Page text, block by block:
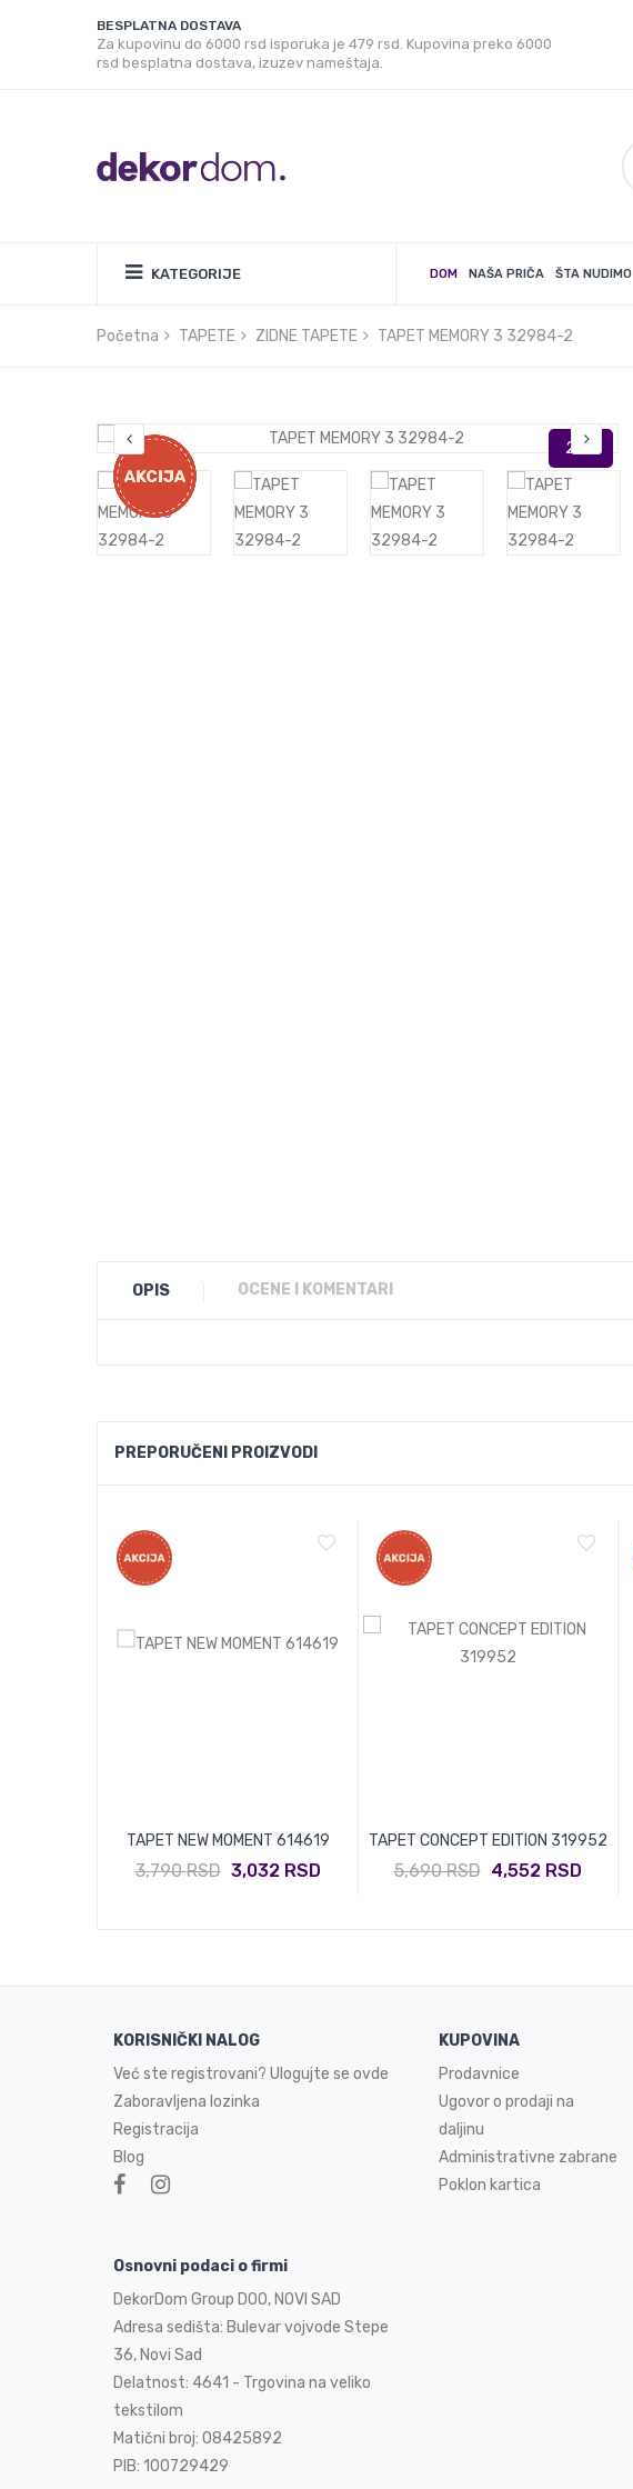
BESPLATNA DOSTAVA
Za kupovinu do 6000 rsd isporuka je 479 rsd. Kupovina preko 6000
rsd besplatna dostava, izuzev nameštaja.
KATEGORIJE DOM NAŠA PRIČA ŠTA NUDIMO
Početna TAPETE ZIDNE TAPETE TAPET MEMORY 3 32984-2
OPIS OCENE I KOMENTARI
PREPORUČENI PROIZVODI
TAPET NEW MOMENT 614619
3,790 RSD 3,032 RSD
TAPET CONCEPT EDITION 319952
5,690 RSD 4,552 RSD
KORISNIČKI NALOG
Već ste registrovani? Ulogujte se ovde
Zaboravljena lozinka
Registracija
Blog
Osnovni podaci o firmi
DekorDom Group DOO, NOVI SAD
Adresa sedišta: Bulevar vojvode Stepe
36, Novi Sad
Delatnost: 4641 - Trgovina na veliko
tekstilom
Matični broj: 08425892
PIB: 100729429
KUPOVINA
Prodavnice
Ugovor o prodaji na
daljinu
Administrativne zabrane
Poklon kartica